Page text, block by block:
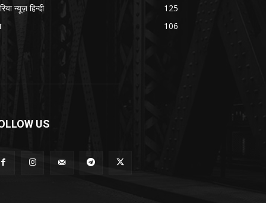
न्यूज़ हिन्दी
125
106
US